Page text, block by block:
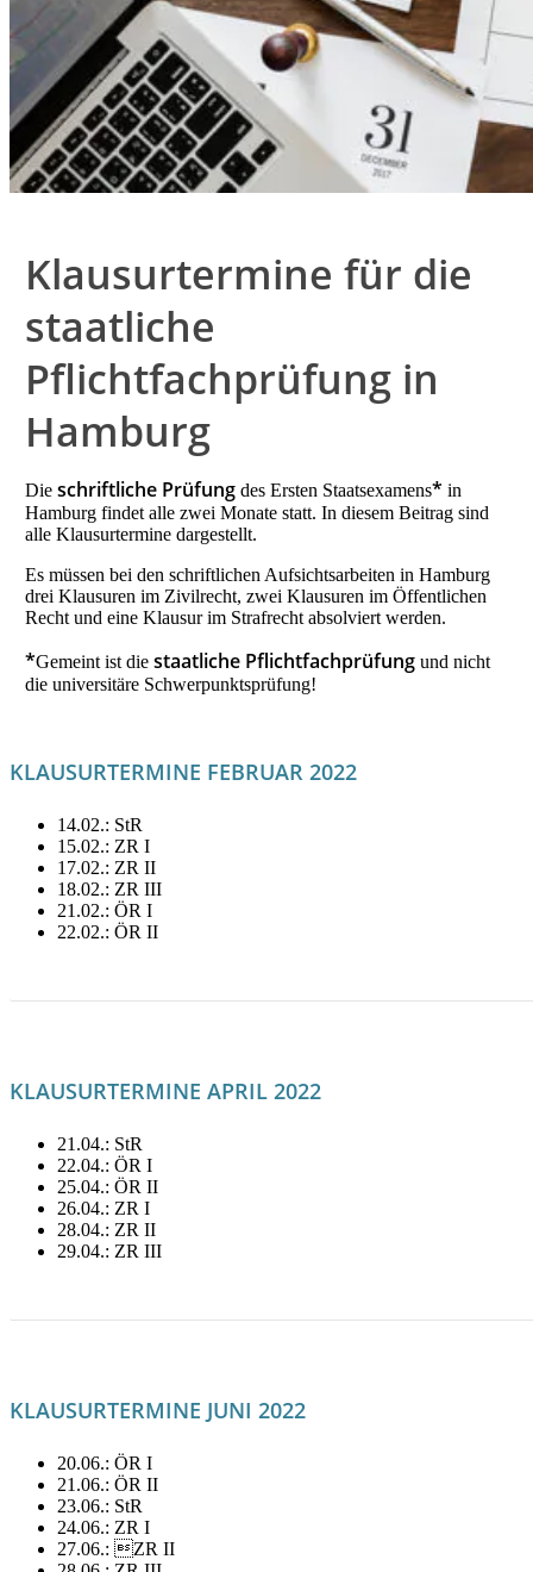
Klausurtermine für die
staatliche
Pflichtfachprüfung in
Hamburg
Dieschriftliche Prüfung des Ersten Staatsexamens* in
Hamburg findet alle zwei Monate statt. In diesem Beitrag sind
alle Klausurtermine dargestellt.
Es müssen bei den schriftlichen Aufsichtsarbeiten in Hamburg
drei Klausuren im Zivilrecht, zwei Klausuren im Öffentlichen
Recht und eine Klausur im Strafrecht absolviert werden.
*Gemeint ist diestaatliche Pflichtfachprüfung und nicht
die universitäre Schwerpunktsprüfung!
KLAUSURTERMINE FEBRUAR 2022
14.02.: StR
15.02.: ZR I
17.02.: ZR II
18.02.: ZR III
21.02.: ÖR I
22.02.: ÖR II
KLAUSURTERMINE APRIL 2022
21.04.: StR
22.04.: ÖR I
25.04.: ÖR II
26.04.: ZR I
28.04.: ZR II
29.04.: ZR III
KLAUSURTERMINE JUNI 2022
20.06.: ÖR I
21.06.: ÖR II
23.06.: StR
24.06.: ZR I
27.06.: ZR II